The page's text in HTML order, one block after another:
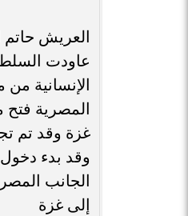
العريش حاتم
عاودت
الإنسانية
المصرية
وقد بدء
الجانب
إلى غزة